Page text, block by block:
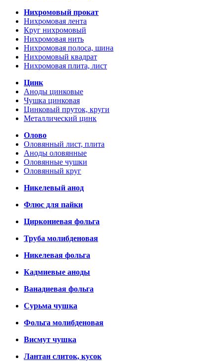
Нихромовый прокат
Нихромовая лента
Круг нихромовый
Нихромовая нить
Нихромовая полоса, шина
Нихромовый квадрат
Нихромовая плита, лист
Цинк
Аноды цинковые
Чушка цинковая
Цинковый пруток, круги
Металлический цинк
Олово
Оловянный лист, плита
Аноды оловянные
Оловянные чушки
Оловянный круг
Никелевый анод
Флюс для пайки
Циркониевая фольга
Труба молибденовая
Никелевая фольга
Кадмиевые аноды
Ванадиевая фольга
Сурьма чушка
Фольга молибденовая
Висмут чушка
Лантан слиток, кусок